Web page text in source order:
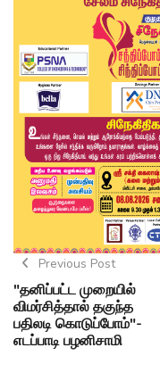
Previous Post
"தனிப்பட்ட முறையில்
விமர்சித்தால் தகுந்த
பதிலடி கொடுப்போம்"-
எடப்பாடி பழனிசாமி